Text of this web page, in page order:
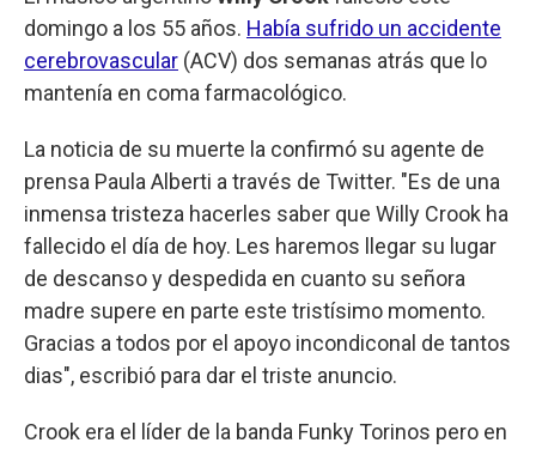
domingo a los 55 años. Había sufrido un accidente
cerebrovascular (ACV) dos semanas atrás que lo
mantenía en coma farmacológico.
La noticia de su muerte la confirmó su agente de
prensa Paula Alberti a través de Twitter. "Es de una
inmensa tristeza hacerles saber que Willy Crook ha
fallecido el día de hoy. Les haremos llegar su lugar
de descanso y despedida en cuanto su señora
madre supere en parte este tristísimo momento.
Gracias a todos por el apoyo incondiconal de tantos
dias", escribió para dar el triste anuncio.
Crook era el líder de la banda Funky Torinos pero en